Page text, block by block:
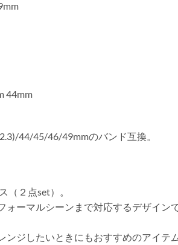
44mm
44/45/46/49mmのバンド互換。
（２点set）。
ーマルシーンまで対応するデザイン
ジしたいときにもおすすめのアイテ